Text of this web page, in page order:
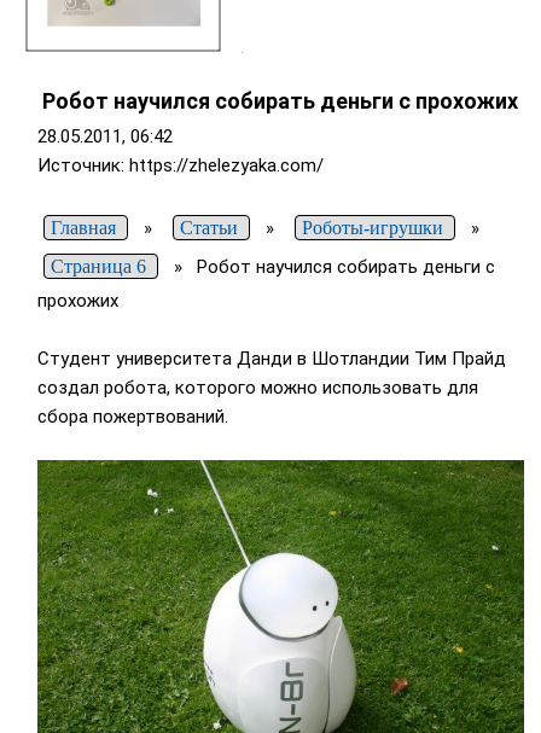
Робот научился собирать деньги с прохожих
28.05.2011, 06:42
Источник: https://zhelezyaka.com/
Главная » Статьи » Роботы-игрушки »
Страница 6 » Робот научился собирать деньги с
прохожих
Студент университета Данди в Шотландии Тим Прайд
создал робота, которого можно использовать для
сбора пожертвований.